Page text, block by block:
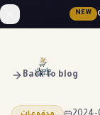
NEW
Back to blog